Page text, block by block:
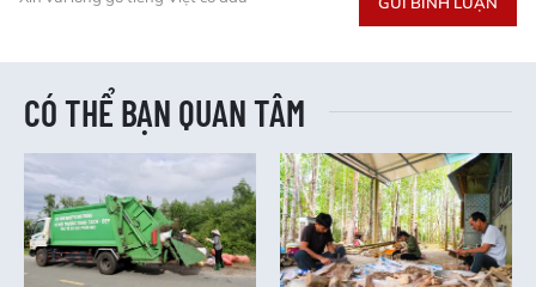
CÓ THỂ BẠN QUAN TÂM